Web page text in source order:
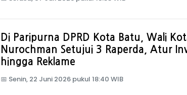
Di Paripurna DPRD Kota Batu, Wali
Nurochman Setujui 3 Raperda, Atur
hingga Reklame
📅 Senin, 22 Juni 2026 pukul 18:40 WIB